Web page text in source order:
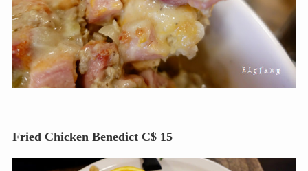
Fried Chicken Benedict C$ 15